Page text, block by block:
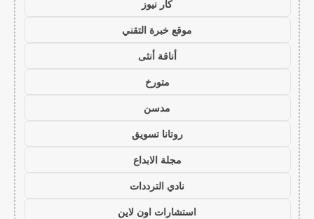
كار نيوز
موقع خبرة التقني
أناقة أنثى
متورخ
مدسن
روتانا تسويق
مجلة الابداع
نادي الترددات
استشارات اون لاين